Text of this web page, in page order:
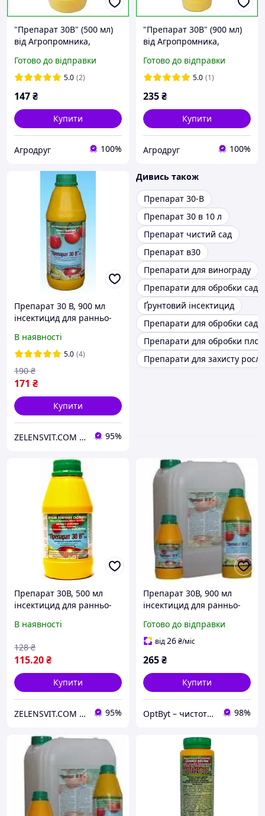
"Препарат 30В" (500 мл)
від Агропромника,
весняної обробки саду.
Готово до відправки
5.0 (2)
147₴
Купити
Агродруг 100%
"Препарат 30В" (900 мл)
від Агропромника,
весняної обробки саду.
Готово до відправки
5.0 (1)
235₴
Купити
Агродруг 100%
Препарат 30 В, 900 мл
інсектицид для ранньо-
літньої обробки саду від
шкідників
В наявності
5.0 (4)
171 ₴
190 ₴
Купити
ZELENSVIT.COM — інтернет магазин для фермера, садовода, дачника 95%
Дивись також
Препарат 30-В
Препарат 30 в 10 л
Препарат чистий сад
Препарат в30
Препарати для винограду
Препарати для обробки саду
Ґрунтовий інсектицид
Препарати для обробки саду
Препарати для обробки
Препарати для захисту
Препарат 30В, 500 мл
інсектицид для ранньо-
літнього обробки саду від
В наявності
115.20₴
128 ₴
Купити
ZELENSVIT.COM — інтернет магазин для фермера, садовода, дачника 95%
Препарат 30В, 900 мл
інсектицид для ранньо-
літнього обробки саду від
шкідників
Готово до відправки
від26₴/міс
265₴
Купити
OptByt – чистота, защита, комфорт Средства для дома, сада 98%